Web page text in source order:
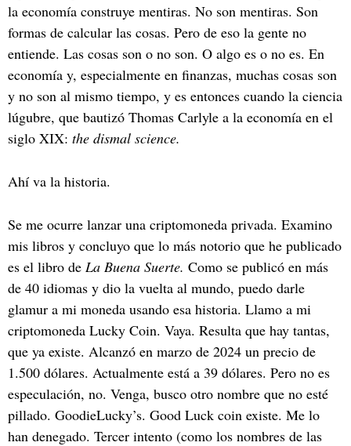
la economía construye mentiras. No son mentiras. Son
formas de calcular las cosas. Pero de eso la gente no
entiende. Las cosas son o no son. O algo es o no es. En
economía y, especialmente en finanzas, muchas cosas son
y no son al mismo tiempo, y es entonces cuando la ciencia
lúgubre, que bautizó Thomas Carlyle a la economía en el
siglo XIX: the dismal science.
Ahí va la historia.
Se me ocurre lanzar una criptomoneda privada. Examino
mis libros y concluyo que lo más notorio que he publicado
es el libro de La Buena Suerte. Como se publicó en más
de 40 idiomas y dio la vuelta al mundo, puedo darle
glamur a mi moneda usando esa historia. Llamo a mi
criptomoneda Lucky Coin. Vaya. Resulta que hay tantas,
que ya existe. Alcanzó en marzo de 2024 un precio de
1.500 dólares. Actualmente está a 39 dólares. Pero no es
especulación, no. Venga, busco otro nombre que no esté
pillado. GoodieLucky’s. Good Luck coin existe. Me lo
han denegado. Tercer intento (como los nombres de las